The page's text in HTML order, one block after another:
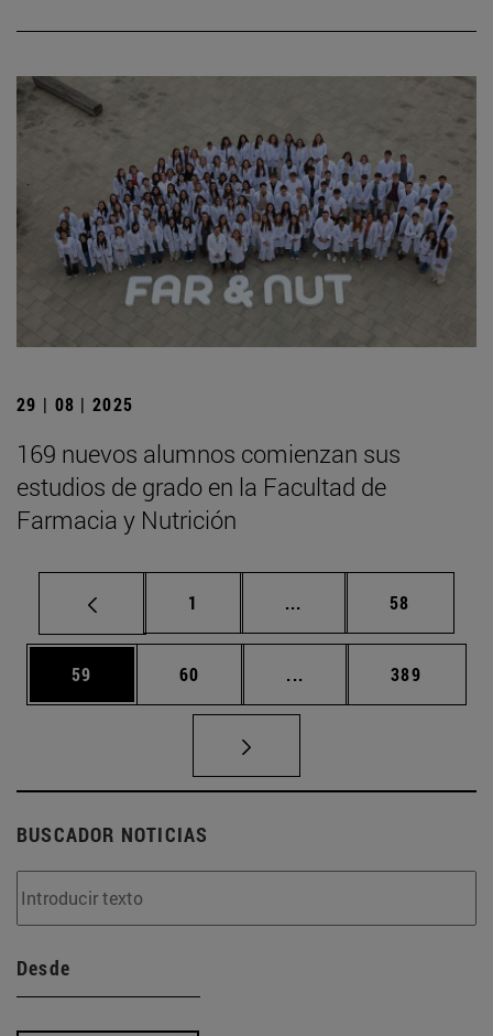
29 | 08 | 2025
169 nuevos alumnos comienzan sus
estudios de grado en la Facultad de
Farmacia y Nutrición
Página
1 ... Páginas intermedias
Página
58
Página
59 Página
60 ... Páginas intermedias
Página
389
BUSCADOR NOTICIAS
Desde